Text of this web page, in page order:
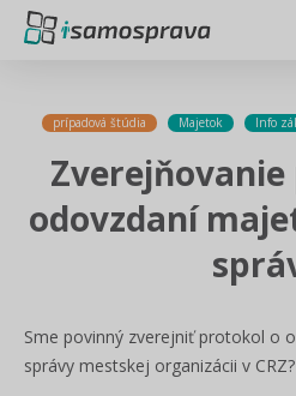
prípadová štúdia Majetok Info
odovzdaní
Sme povinný zverejniť protokol o
správy mestskej organizácii v CRZ?